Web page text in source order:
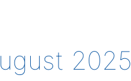
2025